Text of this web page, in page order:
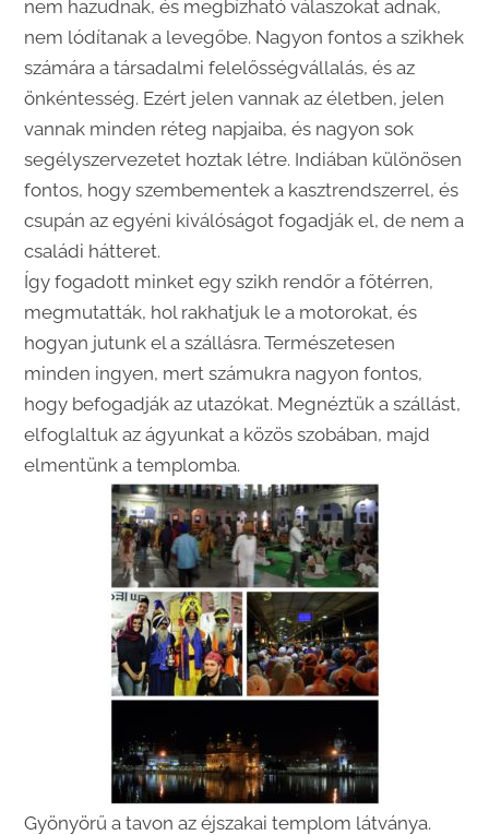
nem hazudnak, és megbízható válaszokat adnak,
nem lódítanak a levegőbe. Nagyon fontos a szikhek
számára a társadalmi felelősségvállalás, és az
önkéntesség. Ezért jelen vannak az életben, jelen
vannak minden réteg napjaiba, és nagyon sok
segélyszervezetet hoztak létre. Indiában különösen
fontos, hogy szembementek a kasztrendszerrel, és
csupán az egyéni kiválóságot fogadják el, de nem a
családi hátteret.
Így fogadott minket egy szikh rendőr a főtérren,
megmutatták, hol rakhatjuk le a motorokat, és
hogyan jutunk el a szállásra. Természetesen
minden ingyen, mert számukra nagyon fontos,
hogy befogadják az utazókat. Megnéztük a szállást,
elfoglaltuk az ágyunkat a közös szobában, majd
elmentünk a templomba.
Gyönyörű a tavon az éjszakai templom látványa.